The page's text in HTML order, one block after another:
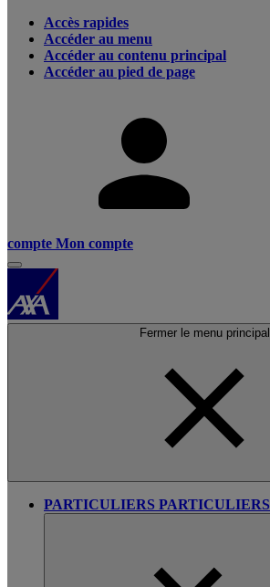
Accès rapides
Accéder au menu
Accéder au contenu principal
Accéder au pied de page
compte Mon compte
Fermer le menu principal
PARTICULIERS PARTICULIERS